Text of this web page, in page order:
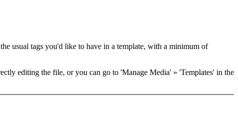
usual tags you'd like to have in a template, with a minimum of
editing the file, or you can go to 'Manage Media' » 'Templates' in the